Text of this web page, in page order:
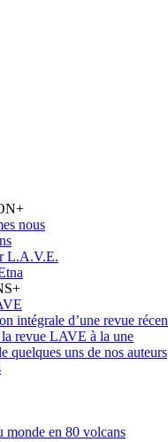
+
nous
L.A.V.E.
+
intégrale d’une revue
la revue LAVE à la une
quelques uns de nos auteurs
monde en 80 volcans